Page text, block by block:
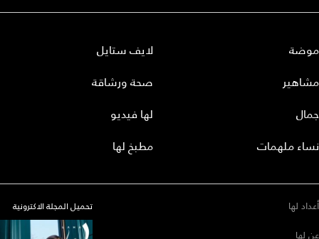
موضة
مشاهير
جمال
نساء ملهمات
لايف ستايل
صحة ورشاقة
لها فيديو
مطبخ لها
أعداد لها
عن لها
تحميل المجلة الاكترونية